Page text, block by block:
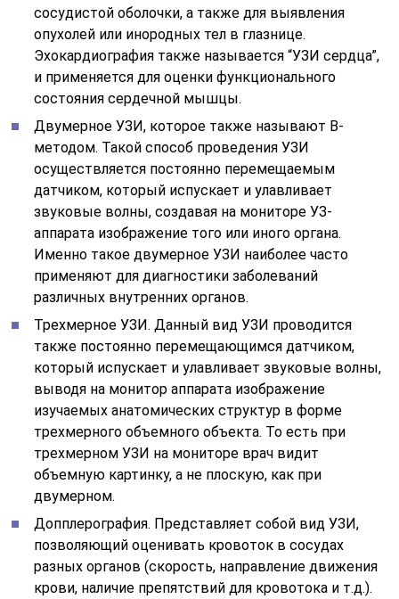
сосудистой оболочки, а также для выявления
опухолей или инородных тел в глазнице.
Эхокардиография также называется “УЗИ сердца”,
и применяется для оценки функционального
состояния сердечной мышцы.
Двумерное УЗИ, которое также называют В-
методом. Такой способ проведения УЗИ
осуществляется постоянно перемещаемым
датчиком, который испускает и улавливает
звуковые волны, создавая на мониторе УЗ-
аппарата изображение того или иного органа.
Именно такое двумерное УЗИ наиболее часто
применяют для диагностики заболеваний
различных внутренних органов.
Трехмерное УЗИ. Данный вид УЗИ проводится
также постоянно перемещающимся датчиком,
который испускает и улавливает звуковые волны,
выводя на монитор аппарата изображение
изучаемых анатомических структур в форме
трехмерного объемного объекта. То есть при
трехмерном УЗИ на мониторе врач видит
объемную картинку, а не плоскую, как при
двумерном.
Допплерография. Представляет собой вид УЗИ,
позволяющий оценивать кровоток в сосудах
разных органов (скорость, направление движения
крови, наличие препятствий для кровотока и т.д.).